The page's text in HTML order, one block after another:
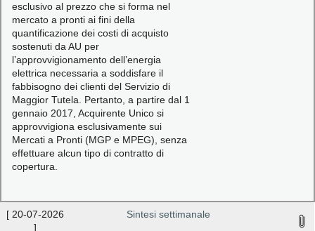
esclusivo al prezzo che si forma nel
mercato a pronti ai fini della
quantificazione dei costi di acquisto
sostenuti da AU per
l’approvvigionamento dell’energia
elettrica necessaria a soddisfare il
fabbisogno dei clienti del Servizio di
Maggior Tutela. Pertanto, a partire dal 1
gennaio 2017, Acquirente Unico si
approvvigiona esclusivamente sui
Mercati a Pronti (MGP e MPEG), senza
effettuare alcun tipo di contratto di
copertura.
[ 20-07-2026
]
Sintesi settimanale